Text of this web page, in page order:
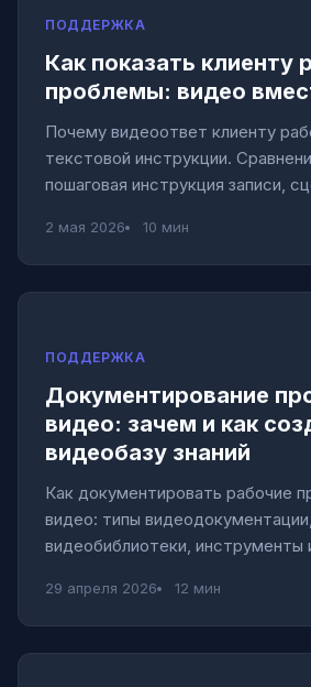
ПОДДЕРЖКА
Как показать клиенту
проблемы: видео
Почему видеоответ клиенту
текстовой инструкции.
пошаговая инструкция записи,
2 мая 2026 10 мин
ПОДДЕРЖКА
Документирование
видео: зачем и как
видеобазу знаний
Как документировать рабочие
видео: типы
видеобиблиотеки, инструменты
29 апреля 2026 12 мин